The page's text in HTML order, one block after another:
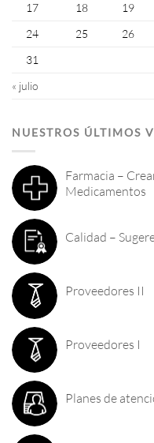
17
18 19
24
25 26
31
« julio
NUESTROS ÚLTIMOS
Farmacia –
Medicamentos
Calidad –
Proveedores II
Proveedores I
Planes de